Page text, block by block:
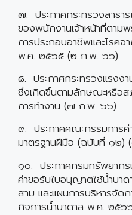
๗. ประกาศกระทรวงสาธ
ของพนักงานเจ้าหน้าที่ตา
การประกอบอาชีพและโรค
พ.ศ. ๒๕๖๕ (๒ ก.พ. ๖๖)
๘. ประกาศกระทรวงแรงง
ซึ่งเกิดขึ้นตามลักษณะหรือส
การทำงาน (๗ ก.พ. ๖๖)
๙. ประกาศคณะกรรมการค่
มาตรฐานฝีมือ (ฉบับที่ ๑๒)
๑๐. ประกาศกรมทรัพยากร
คำขอรับใบอนุญาตใช้น้ำบาด
สาม และแผนการบริหารจัด
กิจการน้ำบาดาล พ.ศ. ๒๕